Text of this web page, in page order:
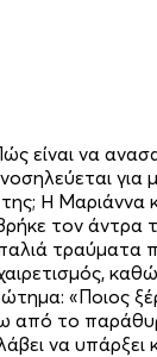
είναι να
της; Η
τον άντρα
τραύματα
«Ποιος
από το
να